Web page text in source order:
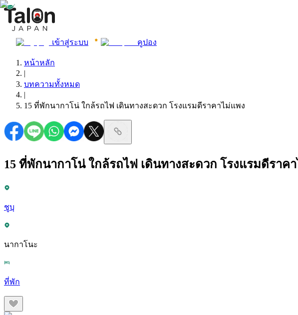
เข้าสู่ระบบ คูปอง
หน้าหลัก
|
บทความทั้งหมด
|
15 ที่พักนากาโน่ ใกล้รถไฟ เดินทางสะดวก โรงแรมดีราคาไม่แพง
15 ที่พักนากาโน่ ใกล้รถไฟ เดินทางสะดวก โรงแรมดีราค
ชูบุ
นากาโนะ
ที่พัก